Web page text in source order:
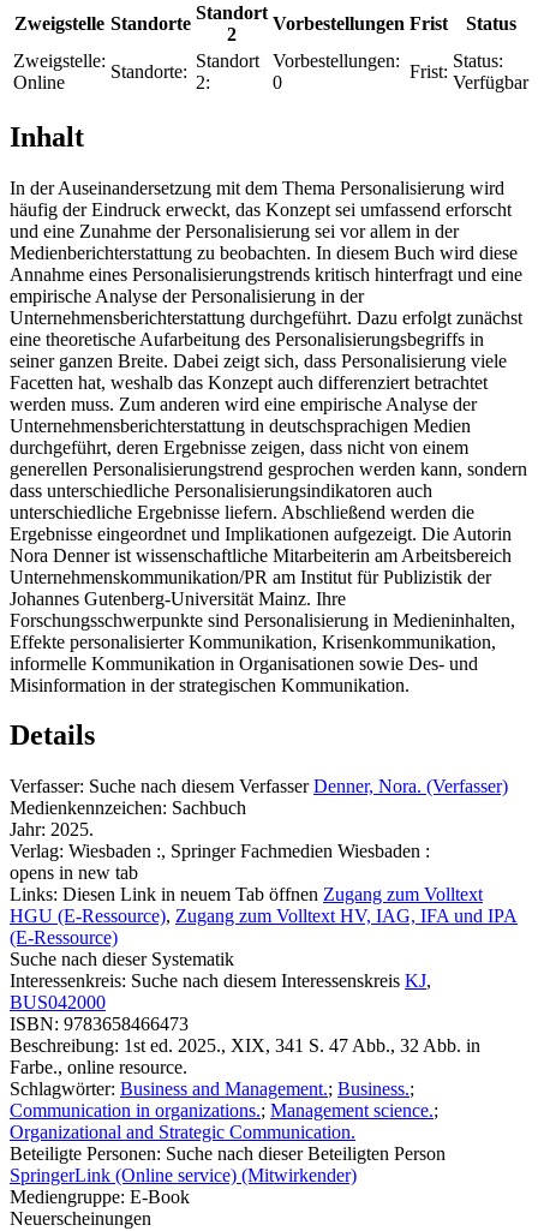
Zweigstelle Standorte
Standort
2
Vorbestellungen Frist
Status
Zweigstelle:
Online
Standorte:
Standort
2:
Vorbestellungen:
0
Frist:
Status:
Verfügbar
Inhalt
In der Auseinandersetzung mit dem Thema Personalisierung wird
häufig der Eindruck erweckt, das Konzept sei umfassend erforscht
und eine Zunahme der Personalisierung sei vor allem in der
Medienberichterstattung zu beobachten. In diesem Buch wird diese
Annahme eines Personalisierungstrends kritisch hinterfragt und eine
empirische Analyse der Personalisierung in der
Unternehmensberichterstattung durchgeführt. Dazu erfolgt zunächst
eine theoretische Aufarbeitung des Personalisierungsbegriffs in
seiner ganzen Breite. Dabei zeigt sich, dass Personalisierung viele
Facetten hat, weshalb das Konzept auch differenziert betrachtet
werden muss. Zum anderen wird eine empirische Analyse der
Unternehmensberichterstattung in deutschsprachigen Medien
durchgeführt, deren Ergebnisse zeigen, dass nicht von einem
generellen Personalisierungstrend gesprochen werden kann, sondern
dass unterschiedliche Personalisierungsindikatoren auch
unterschiedliche Ergebnisse liefern. Abschließend werden die
Ergebnisse eingeordnet und Implikationen aufgezeigt. Die Autorin
Nora Denner ist wissenschaftliche Mitarbeiterin am Arbeitsbereich
Unternehmenskommunikation/PR am Institut für Publizistik der
Johannes Gutenberg-Universität Mainz. Ihre
Forschungsschwerpunkte sind Personalisierung in Medieninhalten,
Effekte personalisierter Kommunikation, Krisenkommunikation,
informelle Kommunikation in Organisationen sowie Des- und
Misinformation in der strategischen Kommunikation.
Details
Verfasser: Suche nach diesem Verfasser Denner, Nora. (Verfasser)
Medienkennzeichen: Sachbuch
Jahr: 2025.
Verlag: Wiesbaden :, Springer Fachmedien Wiesbaden :
opens in new tab
Links: Diesen Link in neuem Tab öffnen Zugang zum Volltext
HGU (E-Ressource), Zugang zum Volltext HV, IAG, IFA und IPA
(E-Ressource)
Suche nach dieser Systematik
Interessenkreis: Suche nach diesem Interessenskreis KJ,
BUS042000
ISBN: 9783658466473
Beschreibung: 1st ed. 2025., XIX, 341 S. 47 Abb., 32 Abb. in
Farbe., online resource.
Schlagwörter: Business and Management.; Business.;
Communication in organizations.; Management science.;
Organizational and Strategic Communication.
Beteiligte Personen: Suche nach dieser Beteiligten Person
SpringerLink (Online service) (Mitwirkender)
Mediengruppe: E-Book
Neuerscheinungen